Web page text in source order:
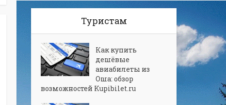
Туристам
Как купить
дешёвые
авиабилеты из
Оша: обзор
возможностей Kupibilet.ru